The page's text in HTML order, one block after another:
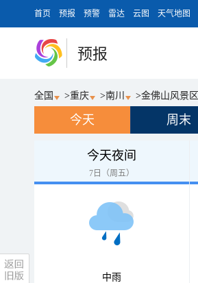
首页 预报 预警 雷达 云图 天气地图
预报
全国 >重庆 >南川 >金佛山风景区
今天 周末
今天夜间
7日（周五）
中雨